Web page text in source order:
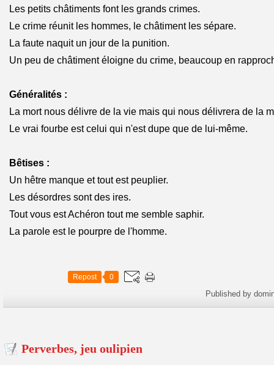
Les petits châtiments font les grands crimes.
Le crime réunit les hommes, le châtiment les sépare.
La faute naquit un jour de la punition.
Un peu de châtiment éloigne du crime, beaucoup en
Généralités :
La mort nous délivre de la vie mais qui nous délivrera de la
Le vrai fourbe est celui qui n'est dupe que de lui-même.
Bêtises :
Un hêtre manque et tout est peuplier.
Les désordres sont des ires.
Tout vous est Achéron tout me semble saphir.
La parole est le pourpre de l'homme.
Repost 0
Published by
Perverbes, jeu oulipien